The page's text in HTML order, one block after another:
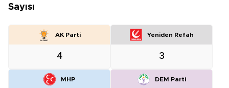
Sayısı
AK Parti
4
Yeniden Refah
3
MHP DEM Parti